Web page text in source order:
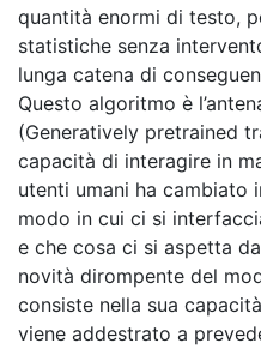
quantità enormi di testo,
statistiche senza
lunga catena di
Questo algoritmo è
(Generatively pretrained
capacità di interagire in
utenti umani ha cambiato
modo in cui ci si
e che cosa ci si aspetta
novità dirompente del
consiste nella sua
viene addestrato a